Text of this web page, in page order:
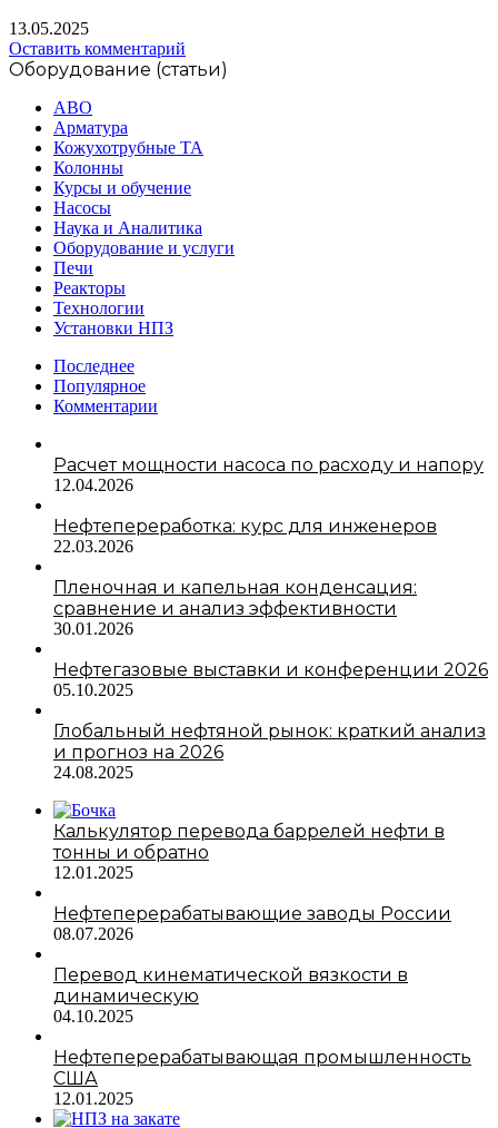
13.05.2025
Оставить комментарий
Оборудование (статьи)
АВО
Арматура
Кожухотрубные ТА
Колонны
Курсы и обучение
Насосы
Наука и Аналитика
Оборудование и услуги
Печи
Реакторы
Технологии
Установки НПЗ
Последнее
Популярное
Комментарии
Расчет мощности насоса по расходу и напору
12.04.2026
Нефтепереработка: курс для инженеров
22.03.2026
Пленочная и капельная конденсация:
сравнение и анализ эффективности
30.01.2026
Нефтегазовые выставки и конференции 2026
05.10.2025
Глобальный нефтяной рынок: краткий анализ
и прогноз на 2026
24.08.2025
Калькулятор перевода баррелей нефти в
тонны и обратно
12.01.2025
Нефтеперерабатывающие заводы России
08.07.2026
Перевод кинематической вязкости в
динамическую
04.10.2025
Нефтеперерабатывающая промышленность
США
12.01.2025